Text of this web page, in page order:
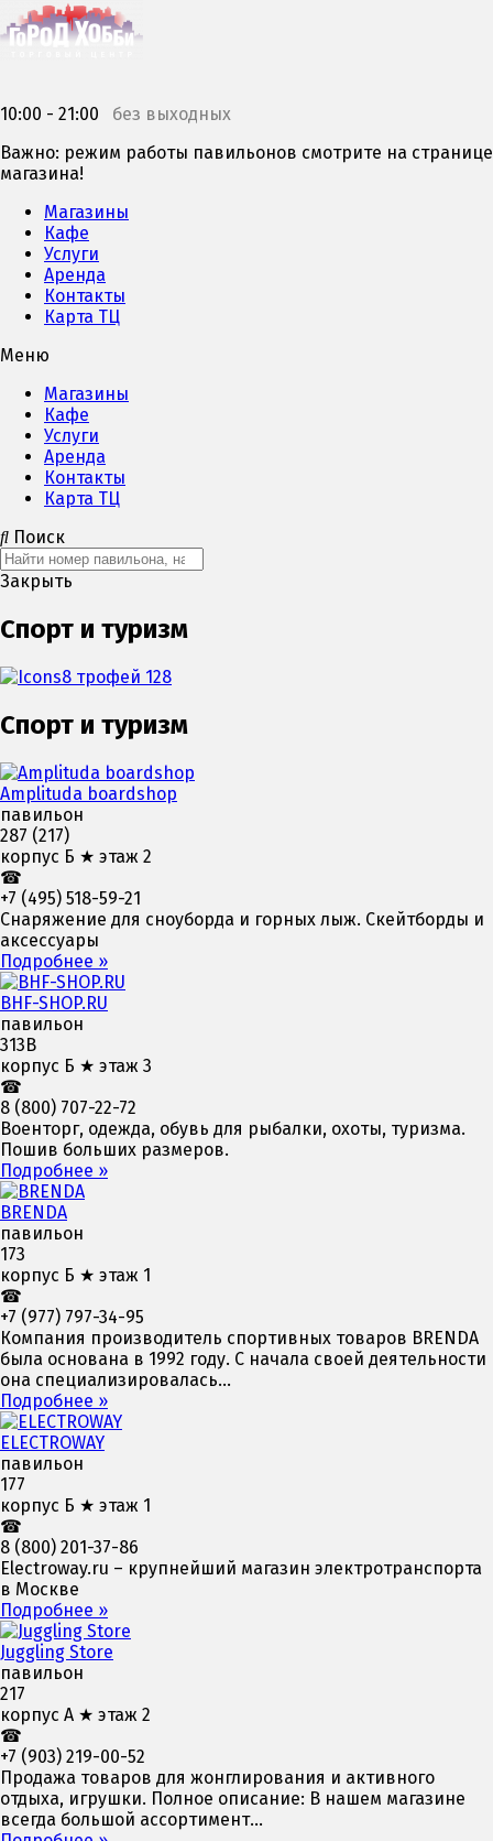
10:00 - 21:00 без выходных
Важно: режим работы павильонов смотрите на странице
магазина!
Магазины
Кафе
Услуги
Аренда
Контакты
Карта ТЦ
Меню
Магазины
Кафе
Услуги
Аренда
Контакты
Карта ТЦ
Поиск
Закрыть
Спорт и туризм
Спорт и туризм
Amplituda boardshop
павильон
287 (217)
корпус Б ★ этаж 2
☎
+7 (495) 518-59-21
Снаряжение для сноуборда и горных лыж. Скейтборды и
аксессуары
Подробнее »
BHF-SHOP.RU
павильон
313В
корпус Б ★ этаж 3
☎
8 (800) 707-22-72
Военторг, одежда, обувь для рыбалки, охоты, туризма.
Пошив больших размеров.
Подробнее »
BRENDA
павильон
173
корпус Б ★ этаж 1
☎
+7 (977) 797-34-95
Компания производитель спортивных товаров BRENDA
была основана в 1992 году. С начала своей деятельности
она специализировалась...
Подробнее »
ELECTROWAY
павильон
177
корпус Б ★ этаж 1
☎
8 (800) 201-37-86
Electroway.ru – крупнейший магазин электротранспорта
в Москве
Подробнее »
Juggling Store
павильон
217
корпус А ★ этаж 2
☎
+7 (903) 219-00-52
Продажа товаров для жонглирования и активного
отдыха, игрушки. Полное описание: В нашем магазине
всегда большой ассортимент...